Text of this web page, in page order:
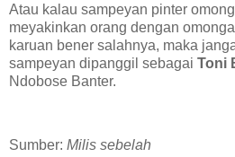
Atau kalau sampeyan pinter
meyakinkan orang dengan
karuan bener salahnya, maka
sampeyan dipanggil sebagai Toni
Ndobose Banter.
Sumber: Milis sebelah